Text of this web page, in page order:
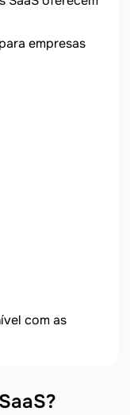
empresas
com as